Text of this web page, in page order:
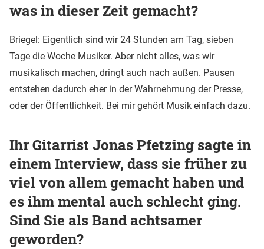
was in dieser Zeit gemacht?
Briegel: Eigentlich sind wir 24 Stunden am Tag, sieben
Tage die Woche Musiker. Aber nicht alles, was wir
musikalisch machen, dringt auch nach außen. Pausen
entstehen dadurch eher in der Wahrnehmung der Presse,
oder der Öffentlichkeit. Bei mir gehört Musik einfach dazu.
Ihr Gitarrist Jonas Pfetzing sagte in
einem Interview, dass sie früher zu
viel von allem gemacht haben und
es ihm mental auch schlecht ging.
Sind Sie als Band achtsamer
geworden?